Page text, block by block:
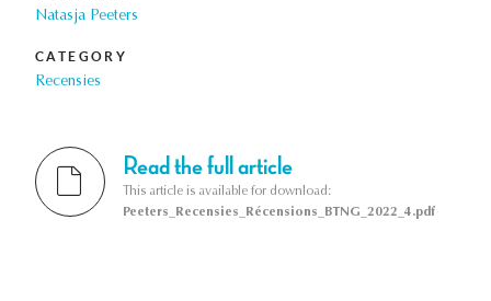
Natasja Peeters
CATEGORY
Recensies
Read the full article
This article is available for download:
Peeters_Recensies_Récensions_BTNG_2022_4.pdf